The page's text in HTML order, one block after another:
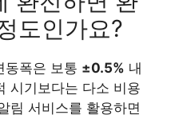
도인가요?
동폭은 보통 ±0.5% 내
시기보다는 다소 비용
림 서비스를 활용하면